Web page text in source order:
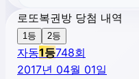
로또복권방 당첨 내역
1등 2등
자동1등748회
2017년 04월 01일